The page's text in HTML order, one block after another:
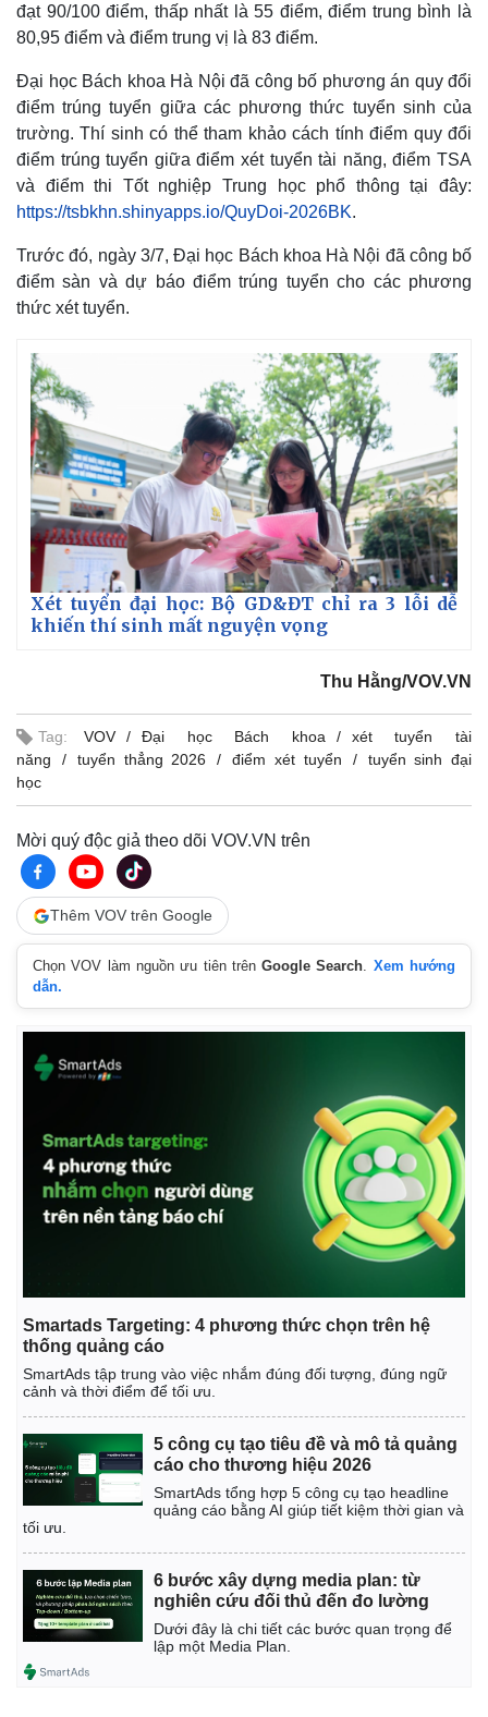
Bất động sản
Khởi nghiệp
Thị trường
Giá vàng
Tiêu dùng
Tỷ giá
Chứng khoán
Giá cà phê
đạt 90/100 điểm, thấp nhất là 55 điểm, điểm trung bình là
80,95 điểm và điểm trung vị là 83 điểm.
Đại học Bách khoa Hà Nội đã công bố phương án quy đổi
điểm trúng tuyển giữa các phương thức tuyển sinh của
trường. Thí sinh có thể tham khảo cách tính điểm quy đổi
điểm trúng tuyển giữa điểm xét tuyển tài năng, điểm TSA
và điểm thi Tốt nghiệp Trung học phổ thông tại đây:
https://tsbkhn.shinyapps.io/QuyDoi-2026BK.
Trước đó, ngày 3/7, Đại học Bách khoa Hà Nội đã công bố
điểm sàn và dự báo điểm trúng tuyển cho các phương
thức xét tuyển.
Xét tuyển đại học: Bộ GD&ĐT chỉ ra 3 lỗi dễ
khiến thí sinh mất nguyện vọng
Thu Hằng/VOV.VN
Tag: VOV Đại học Bách khoa
xét tuyển tài
năng
tuyển thẳng 2026 điểm xét tuyển
tuyển sinh đại
học
Mời quý độc giả theo dõi VOV.VN trên
Thêm VOV trên Google
Chọn VOV làm nguồn ưu tiên trênGoogle Search. Xem hướng
dẫn.
Smartads Targeting: 4 phương thức chọn trên hệ
thống quảng cáo
SmartAds tập trung vào việc nhắm đúng đối tượng, đúng ngữ
cảnh và thời điểm để tối ưu.
5 công cụ tạo tiêu đề và mô tả quảng
cáo cho thương hiệu 2026
SmartAds tổng hợp 5 công cụ tạo headline
quảng cáo bằng AI giúp tiết kiệm thời gian và
tối ưu.
6 bước xây dựng media plan: từ
nghiên cứu đối thủ đến đo lường
Dưới đây là chi tiết các bước quan trọng để
lập một Media Plan.